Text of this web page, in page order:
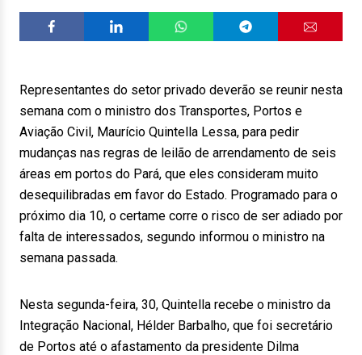
Representantes do setor privado deverão se reunir nesta
semana com o ministro dos Transportes, Portos e
Aviação Civil, Maurício Quintella Lessa, para pedir
mudanças nas regras de leilão de arrendamento de seis
áreas em portos do Pará, que eles consideram muito
desequilibradas em favor do Estado. Programado para o
próximo dia 10, o certame corre o risco de ser adiado por
falta de interessados, segundo informou o ministro na
semana passada.
Nesta segunda-feira, 30, Quintella recebe o ministro da
Integração Nacional, Hélder Barbalho, que foi secretário
de Portos até o afastamento da presidente Dilma